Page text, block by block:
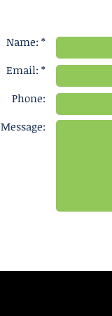
Name: *
Email: *
Phone:
Message: